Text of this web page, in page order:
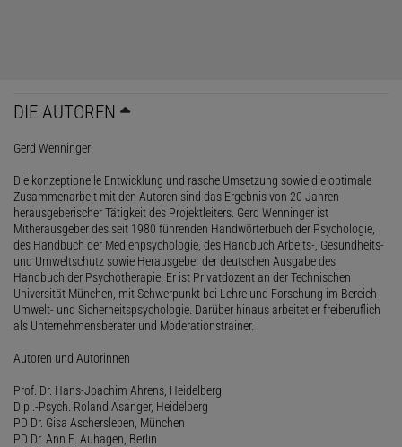
DIE AUTOREN
Gerd Wenninger
Die konzeptionelle Entwicklung und rasche Umsetzung sowie die optimale
Zusammenarbeit mit den Autoren sind das Ergebnis von 20 Jahren
herausgeberischer Tätigkeit des Projektleiters. Gerd Wenninger ist
Mitherausgeber des seit 1980 führenden Handwörterbuch der Psychologie,
des Handbuch der Medienpsychologie, des Handbuch Arbeits-, Gesundheits-
und Umweltschutz sowie Herausgeber der deutschen Ausgabe des
Handbuch der Psychotherapie. Er ist Privatdozent an der Technischen
Universität München, mit Schwerpunkt bei Lehre und Forschung im Bereich
Umwelt- und Sicherheitspsychologie. Darüber hinaus arbeitet er freiberuflich
als Unternehmensberater und Moderationstrainer.
Autoren und Autorinnen
Prof. Dr. Hans-Joachim Ahrens, Heidelberg
Dipl.-Psych. Roland Asanger, Heidelberg
PD Dr. Gisa Aschersleben, München
PD Dr. Ann E. Auhagen, Berlin